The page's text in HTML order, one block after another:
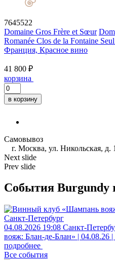
7645522
Domaine Gros Frère et Sœur
Romanée Clos de la Fontaine
Франция, Красное вино
41 800 ₽
корзина
в корзину
Самовывоз
г. Москва, ул. Никольская, д.
Next slide
Prev slide
События Burgundy
04.08.2026 19:08 Санкт-
вояж: Блан-де-Блан» | 04.08.26
подробнее
Все события